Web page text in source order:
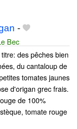
-
Bec
des pêches bien
du cantaloup de
tomates jaunes
d'origan grec frais.
de 100%
tomate rouge